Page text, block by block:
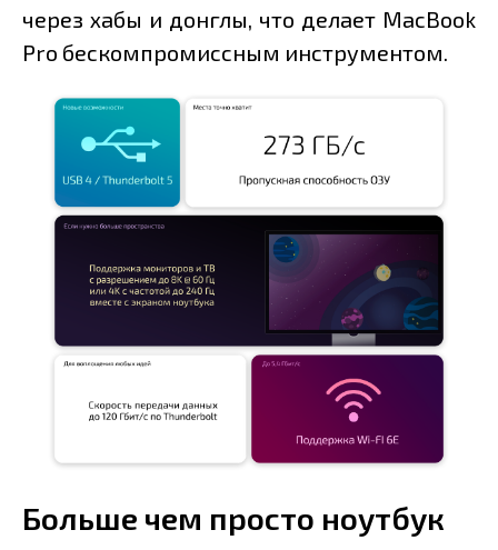
через хабы и донглы, что делает MacBook
Pro бескомпромиссным инструментом.
Больше чем просто ноутбук